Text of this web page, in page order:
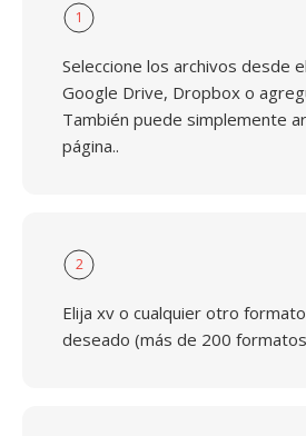
1
Seleccione los archivos desde
Google Drive, Dropbox o
También puede simplemente
página..
2
Elija xv o cualquier otro
deseado (más de 200